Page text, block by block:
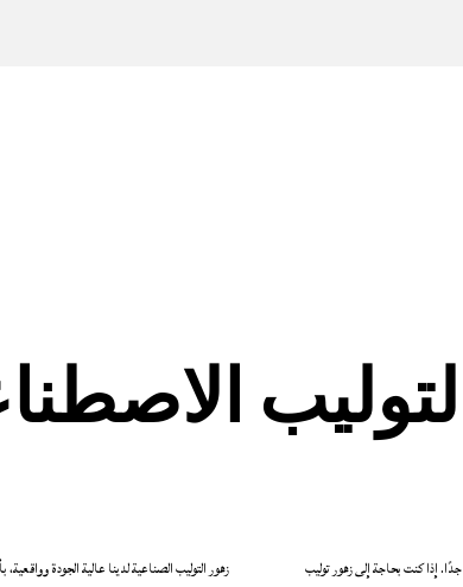
زهور التوليب الصناعية لدينا عالية الجودة إذا كنت بحاجة إلى زهور توليب